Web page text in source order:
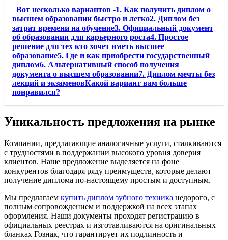
Вот несколько вариантов -1. Как получить диплом о
высшем образовании быстро и легко2. Диплом без
затрат времени на обучение3. Официальный документ
об образовании для карьерного роста4. Простое
решение для тех кто хочет иметь высшее
образование5. Где и как приобрести государственный
диплом6. Альтернативный способ получения
документа о высшем образовании7. Диплом мечты без
лекций и экзаменовКакой вариант вам больше
понравился?
Уникальность предложения на рынке
Компании, предлагающие аналогичные услуги, сталкиваются
с трудностями в поддержании высокого уровня доверия
клиентов. Наше предложение выделяется на фоне
конкурентов благодаря ряду преимуществ, которые делают
получение диплома по-настоящему простым и доступным.
Мы предлагаем купить диплом зубного техника недорого, с
полным сопровождением и поддержкой на всех этапах
оформления. Наши документы проходят регистрацию в
официальных реестрах и изготавливаются на оригинальных
бланках Гознак, что гарантирует их подлинность и